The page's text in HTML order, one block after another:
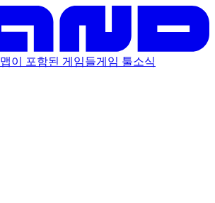
맵이 포함된 게임들게임 툴소식